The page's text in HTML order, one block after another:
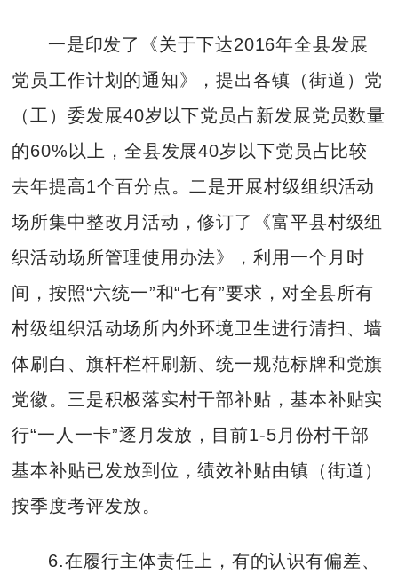
一是印发了《关于下达2016年全县发展
党员工作计划的通知》，提出各镇（街道）党
（工）委发展40岁以下党员占新发展党员数量
的60%以上，全县发展40岁以下党员占比较
去年提高1个百分点。二是开展村级组织活动
场所集中整改月活动，修订了《富平县村级组
织活动场所管理使用办法》，利用一个月时
间，按照“六统一”和“七有”要求，对全县所有
村级组织活动场所内外环境卫生进行清扫、墙
体刷白、旗杆栏杆刷新、统一规范标牌和党旗
党徽。三是积极落实村干部补贴，基本补贴实
行“一人一卡”逐月发放，目前1-5月份村干部
基本补贴已发放到位，绩效补贴由镇（街道）
按季度考评发放。
6.在履行主体责任上，有的认识有偏差、